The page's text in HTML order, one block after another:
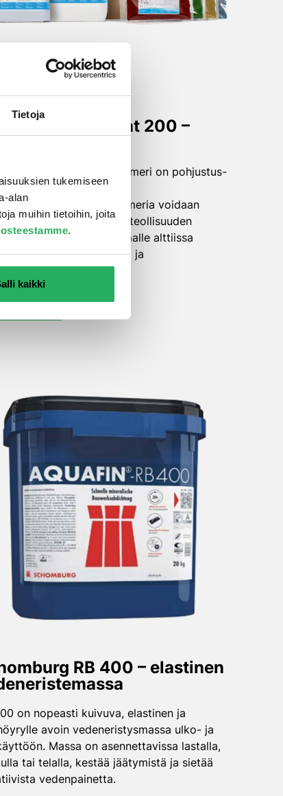
Tietoja
tukemiseen
alan
muihin tietoihin, joita
.
kaikki
DUR PowerCoat 200 –
DUR PowerCoat 200 -primeri on pohjustus-
polyuretaani-
Primeria voidaan
elintarvike- ja kemianteollisuuden
sekä kosteuskuormalle alttiissa
kuten pesuhalleissa ja
LISÄÄ
RB 400 – elastinen
on nopeasti kuivuva, elastinen ja
avoin vedeneristysmassa ulko- ja
Massa on asennettavissa lastalla,
tai telalla, kestää jäätymistä ja sietää
vedenpainetta.